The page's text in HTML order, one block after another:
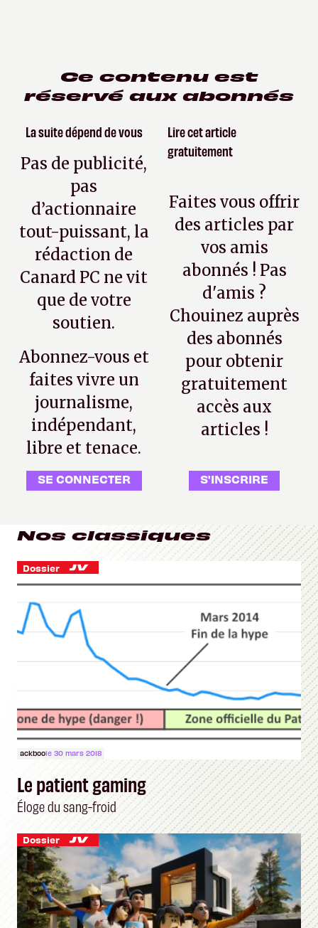
Ce contenu est
réservé aux abonnés
La suite dépend de vous
Pas de publicité,
pas
d’actionnaire
tout-puissant, la
rédaction de
Canard PC ne vit
que de votre
soutien.
Abonnez-vous et
faites vivre un
journalisme,
indépendant,
libre et tenace.
SE CONNECTER
Lire cet article
gratuitement
Faites vous offrir
des articles par
vos amis
abonnés ! Pas
d'amis ?
Chouinez auprès
des abonnés
pour obtenir
gratuitement
accès aux
articles !
S'INSCRIRE
Nos classiques
Dossier
ackboole 30 mars 2018
Le patient gaming
Éloge du sang-froid
Dossier